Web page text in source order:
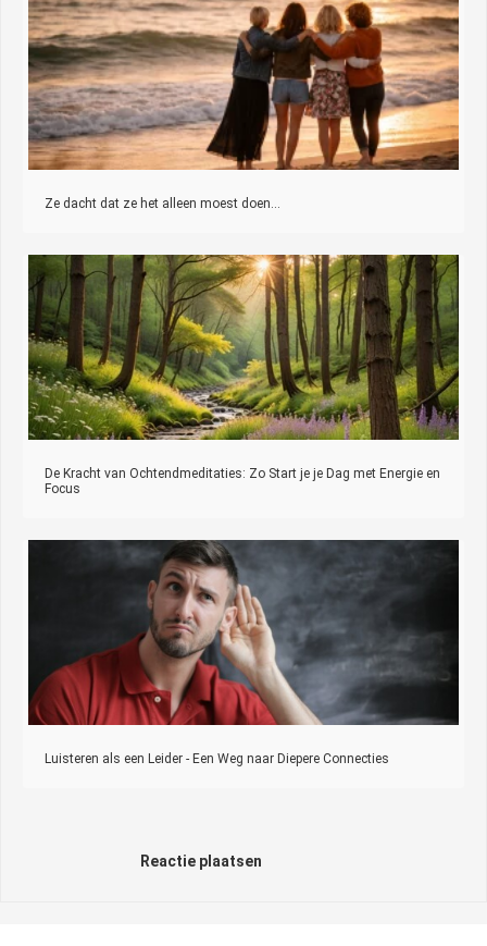
Ze dacht dat ze het alleen moest doen…
De Kracht van Ochtendmeditaties: Zo Start je je Dag met Energie en
Focus
Luisteren als een Leider - Een Weg naar Diepere Connecties
Reactie plaatsen